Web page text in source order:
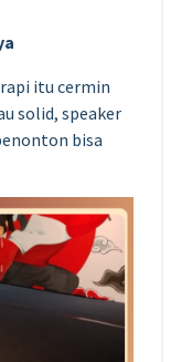
itu cermin
solid, speaker
bisa